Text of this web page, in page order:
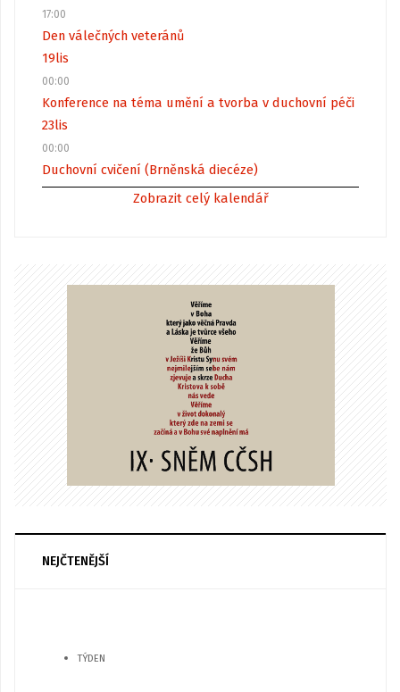
17:00
Den válečných veteránů
19lis
00:00
Konference na téma umění a tvorba v duchovní péči
23lis
00:00
Duchovní cvičení (Brněnská diecéze)
Zobrazit celý kalendář
NEJČTENĚJŠÍ
TÝDEN